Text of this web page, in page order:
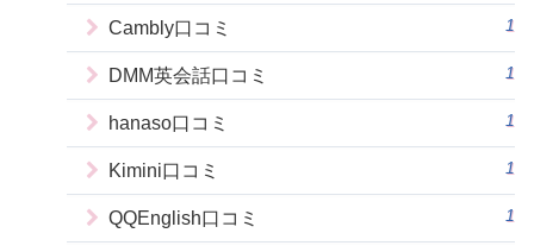
Cambly口コミ 1
DMM英会話口コミ 1
hanaso口コミ 1
Kimini口コミ 1
QQEnglish口コミ 1